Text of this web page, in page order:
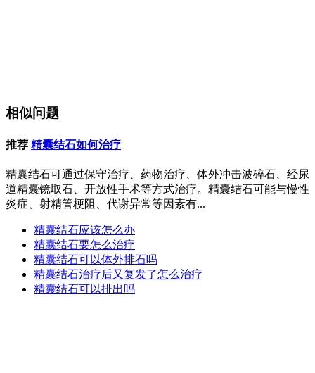
相似问题
推荐 精囊结石如何治疗
精囊结石可通过保守治疗、药物治疗、体外冲击波碎石、经尿
道精囊镜取石、开放性手术等方式治疗。精囊结石可能与慢性
炎症、射精管梗阻、代谢异常等因素有...
精囊结石应该怎么办
精囊结石要怎么治疗
精囊结石可以体外排石吗
精囊结石治疗后又复发了怎么治疗
精囊结石可以排出吗